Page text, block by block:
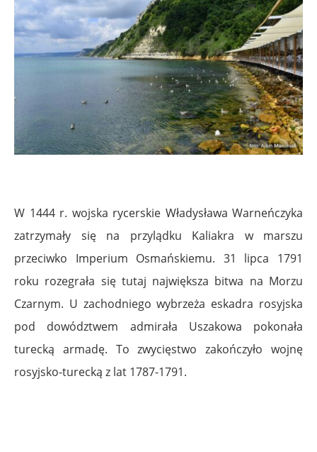
W 1444 r. wojska rycerskie Władysława Warneńczyka
zatrzymały się na przylądku Kaliakra w marszu
przeciwko Imperium Osmańskiemu. 31 lipca 1791
roku rozegrała się tutaj największa bitwa na Morzu
Czarnym. U zachodniego wybrzeża eskadra rosyjska
pod dowództwem admirała Uszakowa pokonała
turecką armadę. To zwycięstwo zakończyło wojnę
rosyjsko-turecką z lat 1787-1791.